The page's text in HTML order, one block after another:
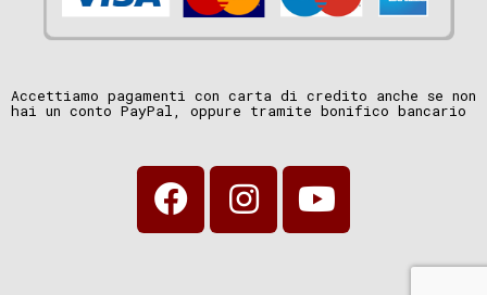
Accettiamo pagamenti con carta di credito anche se non
hai un conto PayPal, oppure tramite bonifico bancario